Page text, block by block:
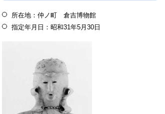
所在地：仲ノ町 倉吉博物館
指定年月日：昭和31年5月30日